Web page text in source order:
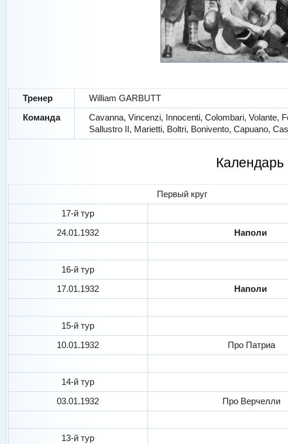
Тренер
William GARBUTT
Команда
Cavanna, Vincenzi, Innocenti, Colombari, Volante,
Sallustro II, Marietti, Boltri, Bonivento, Capuano,
Первый круг
17-й тур
24.01.1932
Наполи
16-й тур
17.01.1932
Наполи
15-й тур
10.01.1932
Про Патриа
14-й тур
03.01.1932
Про Верчелли
13-й тур